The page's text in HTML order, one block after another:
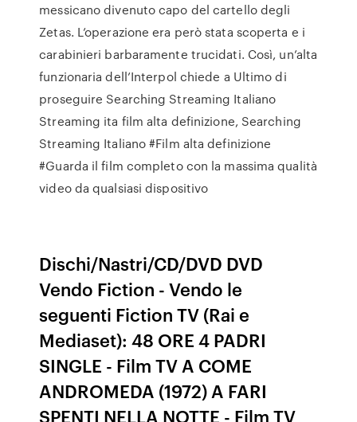
messicano divenuto capo del cartello degli
Zetas. L’operazione era però stata scoperta e i
carabinieri barbaramente trucidati. Così, un’alta
funzionaria dell’Interpol chiede a Ultimo di
proseguire Searching Streaming Italiano
Streaming ita film alta definizione, Searching
Streaming Italiano #Film alta definizione
#Guarda il film completo con la massima qualità
video da qualsiasi dispositivo
Dischi/Nastri/CD/DVD DVD
Vendo Fiction - Vendo le
seguenti Fiction TV (Rai e
Mediaset): 48 ORE 4 PADRI
SINGLE - Film TV A COME
ANDROMEDA (1972) A FARI
SPENTI NELLA NOTTE - Film TV